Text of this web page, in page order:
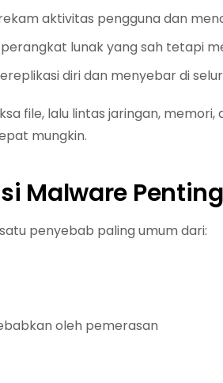
aktivitas pengguna dan
lunak yang sah tetapi
diri dan menyebar di
file, lalu lintas jaringan,
mungkin.
Malware Penting
penyebab paling umum dari:
oleh pemerasan